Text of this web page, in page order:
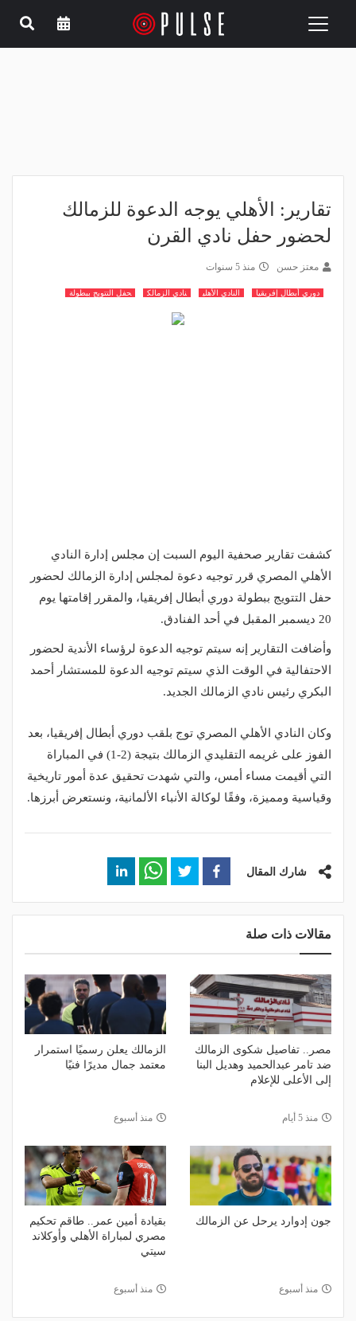
Toggle
تقارير: الأهلي يوجه الدعوة للزمالك
لحضور حفل نادي القرن
معتز حسن منذ 5 سنوات
دوري أبطال إفريقيا النادي الأهلي نادي الزمالك حفل التتويج ببطولة
كشفت تقارير صحفية اليوم السبت إن مجلس إدارة النادي
الأهلي المصري قرر توجيه دعوة لمجلس إدارة الزمالك لحضور
حفل التتويج ببطولة دوري أبطال إفريقيا، والمقرر إقامتها يوم
20 ديسمبر المقبل في أحد الفنادق.
وأضافت التقارير إنه سيتم توجيه الدعوة لرؤساء الأندية لحضور
الاحتفالية في الوقت الذي سيتم توجيه الدعوة للمستشار أحمد
البكري رئيس نادي الزمالك الجديد.
وكان النادي الأهلي المصري توج بلقب دوري أبطال إفريقيا، بعد
الفوز على غريمه التقليدي الزمالك بتيجة (2-1) في المباراة
التي أقيمت مساء أمس، والتي شهدت تحقيق عدة أمور تاريخية
وقياسية ومميزة، وفقًا لوكالة الأنباء الألمانية، ونستعرض أبرزها.
شارك المقال
مقالات ذات صلة
مصر.. تفاصيل شكوى الزمالك
ضد تامر عبدالحميد وهديل البنا
إلى الأعلى للإعلام
منذ 5 أيام
الزمالك يعلن رسميًا استمرار
معتمد جمال مديرًا فنيًا
منذ أسبوع
جون إدوارد يرحل عن الزمالك
منذ أسبوع
بقيادة أمين عمر.. طاقم تحكيم
مصري لمباراة الأهلي وأوكلاند
سيتي
منذ أسبوع